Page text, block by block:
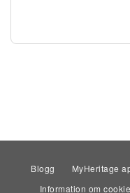
Blogg MyHeritage
Information om